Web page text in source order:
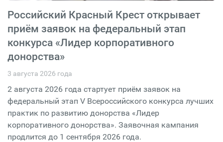
Российский Красный Крест открывает
приём заявок на федеральный этап
конкурса «Лидер корпоративного
донорства»
3 августа 2026 года
2 августа 2026 года стартует приём заявок на
федеральный этап V Всероссийского конкурса лучших
практик по развитию донорства «Лидер
корпоративного донорства». Заявочная кампания
продлится до 1 сентября 2026 года.